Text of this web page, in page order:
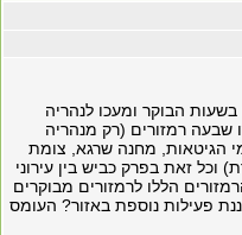
הבוקר ומעכו לנהריה
שבעה רמזורים (רק מנהריה
ציון, רגבה, לוחמי הגיטאות, מחנה שרגא, צומת
וכל זאת בפרק כביש בין עירוני
הללו לרמזורים מבוקרים
כמו כן, האם מתוכננת פעילות נוספת באזור? העומס